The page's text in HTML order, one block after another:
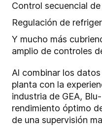
Control secuencial
Regulación de
Y mucho más
amplio de controles
Al combinar los
planta con la
industria de GEA,
rendimiento óptimo
de una supervisión